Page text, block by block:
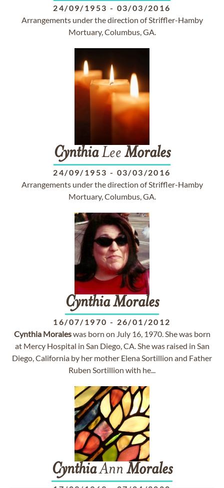
24/09/1953 - 03/03/2016
Arrangements under the direction of Striffler-Hamby
Mortuary, Columbus, GA.
CynthiaLee Morales
24/09/1953 - 03/03/2016
Arrangements under the direction of Striffler-Hamby
Mortuary, Columbus, GA.
CynthiaMorales
16/07/1970 - 26/01/2012
Cynthia Moraleswas born on July 16, 1970. She was born
at Mercy Hospital in San Diego, CA. She was raised in San
Diego, California by her mother Elena Sortillion and Father
Ruben Sortillion with he...
CynthiaAnn Morales